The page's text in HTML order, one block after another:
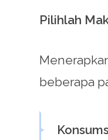
Pilihlah
beberapa